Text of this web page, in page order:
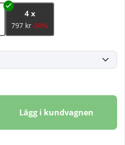
4 x
797 kr-20%
Lägg i kundvagnen